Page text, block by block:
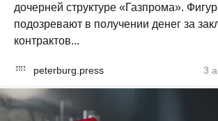
дочерней структуре «Газпрома».
подозревают в получении денег за
контрактов...
peterburg.press 3